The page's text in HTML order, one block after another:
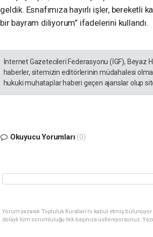
geldik. Esnafımıza hayırlı işler,
bir bayram diliyorum” ifadelerini kullandı.
İnternet Gazetecileri Federasyonu (İGF), Beyaz
haberler, sitemizin editörlerinin müdahalesi
hukuki muhataplar haberi geçen ajanslar olup
Okuyucu Yorumları (0)
Yorum yazarak Topluluk Kuralları’nı kabul etmiş
dolaylı tüm sorumluluğu tek başınıza üstleniyorsunuz.